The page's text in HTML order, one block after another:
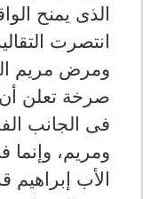
الذى يمنح
انتصرت
ومرض مريم
صرخة تعلن أن
فى الجانب
ومريم، وإنما
الأب